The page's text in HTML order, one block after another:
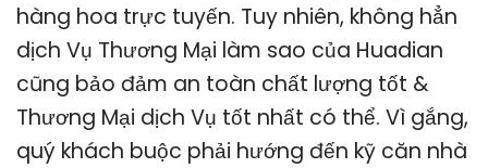
hàng hoa trực tuyến. Tuy nhiên, không hẳn
dịch Vụ Thương Mại làm sao của Huadian
cũng bảo đảm an toàn chất lượng tốt &
Thương Mại dịch Vụ tốt nhất có thể. Vì gắng,
quý khách buộc phải hướng đến kỹ căn nhà